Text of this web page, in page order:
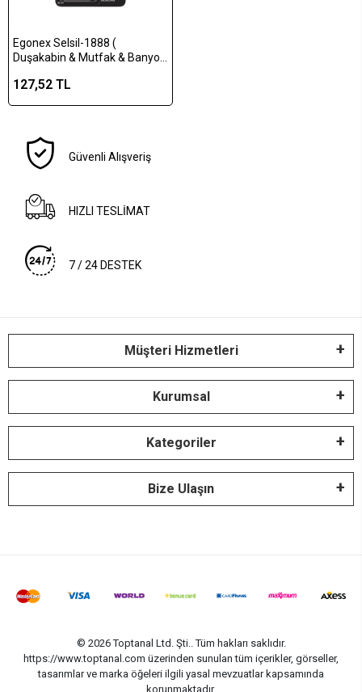
Egonex Selsil-1888 (
Duşakabin & Mutfak & Banyo )
Silikon 50ml*12=k
127,52 TL
Güvenli Alışveriş
HIZLI TESLİMAT
7 / 24 DESTEK
Müşteri Hizmetleri
Kurumsal
Kategoriler
Bize Ulaşın
© 2026 Toptanal Ltd. Şti.. Tüm hakları saklıdır.
https://www.toptanal.com üzerinden sunulan tüm içerikler, görseller,
tasarımlar ve marka öğeleri ilgili yasal mevzuatlar kapsamında
korunmaktadır.